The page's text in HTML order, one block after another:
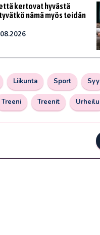
kertovat hyvästä
nämä myös teidän
Liikunta Sport Syy
Treeni Treenit Urheilu